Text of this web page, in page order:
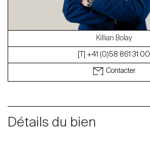
Le blog
en
Détails du bien
Killian Bolay
[T] +41 (0)58 861 31 00
Contacter